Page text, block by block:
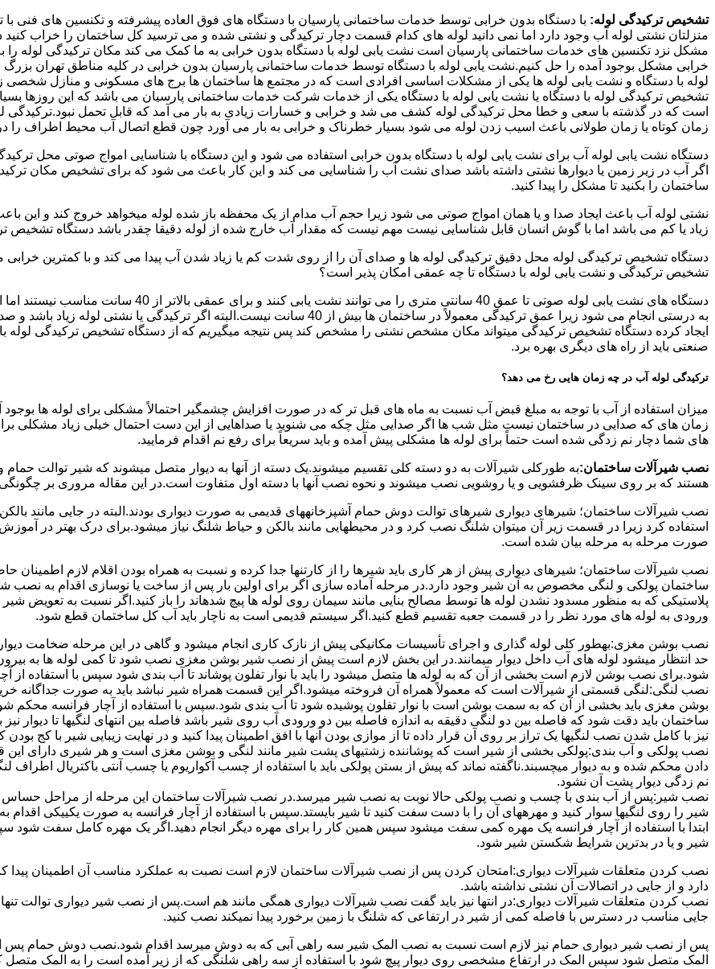
تشخیص ترکیدگی لوله: با دستگاه بدون خرابی توسط خدمات ساختمانی پارسیان با دستگاه های فوق العاده پیشرفته و تکنسین های فنی با
منزلتان نشتی لوله آب وجود دارد اما نمی دانید لوله های کدام قسمت دچار ترکیدگی و نشتی شده و می ترسید کل ساختمان را خراب کنید
مشکل نزد تکنسین های خدمات ساختمانی پارسیان است نشت یابی لوله با دستگاه بدون خرابی به ما کمک می کند مکان ترکیدگی لوله را به
خرابی مشکل بوجود آمده را حل کنیم.نشت یابی لوله با دستگاه توسط خدمات ساختمانی پارسیان بدون خرابی در کلیه مناطق تهران
لوله با دستگاه و نشت یابی لوله ها یکی از مشکلات اساسی افرادی است که در مجتمع ها ساختمان ها برج های مسکونی و منازل شخصی
تشخیص ترکیدگی لوله با دستگاه یا نشت یابی لوله با دستگاه یکی از خدمات شرکت خدمات ساختمانی پارسیان می باشد که این روزها بسیار
است که در گذشته با سعی و خطا محل ترکیدگی لوله کشف می شد و خرابی و خسارات زیادی به بار می آمد که قابل تحمل نبود.ترکیدگی
زمان کوتاه یا زمان طولانی باعث اسیب زدن لوله می شود بسیار خطرناک و خرابی به بار می آورد چون قطع اتصال آب محیط اطراف را در
دستگاه نشت یابی لوله آب برای نشت یابی لوله با دستگاه بدون خرابی استفاده می شود و این دستگاه با شناسایی امواج صوتی محل
اگر آب در زیر زمین یا دیوارها نشتی داشته باشد صدای نشت آب را شناسایی می کند و این کار باعث می شود که برای تشخیص مکان
ساختمان را بکنید تا مشکل را پیدا کنید.
نشتی لوله آب باعث ایجاد صدا و یا همان امواج صوتی می شود زیرا حجم آب مدام از یک محفظه باز شده لوله میخواهد خروج کند و این
زیاد یا کم می باشد اما با گوش انسان قابل شناسایی نیست مهم نیست که مقدار آب خارج شده از لوله دقیقا چقدر باشد دستگاه تشخیص
دستگاه تشخیص ترکیدگی لوله محل دقیق ترکیدگی لوله ها و صدای آن را از روی شدت کم یا زیاد شدن آب پیدا می کند و با کمترین
تشخیص ترکیدگی و نشت یابی لوله با دستگاه تا چه عمقی امکان پذیر است؟
دستگاه های نشت یابی لوله صوتی تا عمق 40 سانتی
ایجاد کرده دستگاه تشخیص ترکیدگی میتواند مکان مشخص نشتی را مشخص کند پس نتیجه میگیریم که از دستگاه تشخیص ترکیدگی لوله
صنعتی باید از راه های دیگری بهره برد.
ترکیدگی لوله آب در چه زمان هایی رخ می دهد؟
میزان استفاده از آب با توجه به مبلغ قبض آب نسبت به ماه های قبل تر که در صورت افزایش چشمگیر احتمالاً مشکلی برای لوله ها بوجود
زمان های که صدایی در ساختمان نیست مثل شب ها اگر صدایی مثل چکه می شنوید یا صداهایی از این دست احتمال خیلی زیاد مشکلی برای
های شما دچار نم زدگی شده است حتماً برای لوله ها مشکلی پیش آمده و باید سریعاً برای رفع نم اقدام فرمایید.
نصب شیرآلات ساختمان:به طورکلی شیرآلات به دو دسته کلی تقسیم میشوند.یک دسته از آنها به دیوار متصل میشوند که شیر توالت
هستند که بر روی سینک ظرفشویی و یا روشویی نصب میشوند و نحوه نصب آنها با دسته اول متفاوت است.در این مقاله مروری بر
نصب شیرآلات ساختمان؛ شیرهای دیواری شیرهای توالت دوش حمام آشپزخانههای قدیمی به صورت دیواری بودند.البته در جایی مانند بالکن
استفاده کرد زیرا در قسمت زیر آن میتوان شلنگ نصب کرد و در محیطهایی مانند بالکن و حیاط شلنگ نیاز میشود.برای درک بهتر در
صورت مرحله به مرحله بیان شده است.
نصب شیرآلات ساختمان؛ شیرهای دیواری پیش از هر کاری باید شیرها را از کارتنها جدا کرده و نسبت به همراه بودن اقلام لازم اطمینان
ساختمان پولکی و لنگی مخصوص به آن شیر وجود دارد.در مرحله آماده سازی اگر برای اولین بار پس از ساخت یا نوسازی اقدام به نصب
پلاستیکی که به منظور مسدود نشدن لوله ها توسط مصالح بنایی مانند سیمان روی لوله ها پیچ شدهاند را باز کنید.اگر نسبت به تعویض
ورودی به لوله های مورد نظر را در قسمت جعبه تقسیم قطع کنید.اگر سیستم قدیمی است به ناچار باید آب کل ساختمان قطع شود.
نصب بوشن مغزی:بهطور کلی لوله گذاری و اجرای تأسیسات مکانیکی پیش از نازک کاری انجام میشود و گاهی در این مرحله ضخامت
حد انتظار میشود لوله های آب داخل دیوار میمانند.در این بخش لازم است پیش از نصب شیر بوشن مغزی نصب شود تا کمی لوله ها به بیرون
شود.برای نصب بوشن لازم است بخشی از آن که به لوله ها متصل میشود را باید با نوار تفلون پوشاند تا آب بندی شود سپس با استفاده
نصب لنگی:لنگی قسمتی از شیرآلات است که معمولاً همراه آن فروخته میشود.اگر این قسمت همراه شیر نباشد باید به صورت جداگانه
بوشن مغزی باید بخشی از آن که به سمت بوشن است با نوار تفلون پوشیده شود تا آب بندی شود.سپس با استفاده از آچار فرانسه محکم
ساختمان باید دقت شود که فاصله بین دو لنگی دقیقه به اندازه فاصله بین دو ورودی آب روی شیر باشد فاصله بین انتهای لنگیها تا دیوار نیز
نیز با کامل شدن نصب لنگیها یک تراز بر روی آن قرار داده تا از موازی بودن آنها با افق اطمینان پیدا کنید و در نهایت زیبایی شیر با کج
نصب پولکی و آب بندی:پولکی بخشی از شیر است که پوشاننده زشتیهای پشت شیر مانند لنگی و بوشن مغزی است و هر شیری دارای
دادن محکم شده و به دیوار میچسبند.ناگفته نماند که پیش از بستن پولکی باید با استفاده از چسب آکواریوم یا چسب آنتی باکتریال
نم زدگی دیوار پشت آن نشود.
نصب شیر:پس از آب بندی با چسب و نصب پولکی حالا نوبت به نصب شیر میرسد.در نصب شیرآلات ساختمان این مرحله از مراحل حساس
شیر را روی لنگیها سوار کنید و مهرههای آن را با دست سفت کنید تا شیر بایستد.سپس با استفاده از آچار فرانسه به صورت یکییکی
ابتدا با استفاده از آچار فرانسه یک مهره کمی سفت میشود سپس همین کار را برای مهره دیگر انجام دهید.اگر یک مهره کامل سفت
شیر و یا در بدترین شرایط شکستن شیر شود.
نصب کردن متعلقات شیرآلات دیواری:امتحان کردن پس از نصب شیرآلات ساختمان لازم است نصبت به عملکرد مناسب آن اطمینان پیدا
دارد و از جایی در اتصالات آن نشتی نداشته باشد.
نصب کردن متعلقات شیرآلات دیواری:در انتها نیز باید گفت نصب شیرآلات دیواری همگی مانند هم است.پس از نصب شیر دیواری توالت
جایی مناسب در دسترس با فاصله کمی از شیر در ارتفاعی که شلنگ با زمین برخورد پیدا نمیکند نصب کنید.
پس از نصب شیر دیواری حمام نیز لازم است نسبت به نصب المک شیر سه راهی آبی که به دوش میرسد اقدام شود.نصب دوش حمام پس
المک متصل شود سپس المک در ارتفاع مشخصی روی دیوار پیچ شود با استفاده از سه راهی شلنگی که از زیر آمده است را به المک